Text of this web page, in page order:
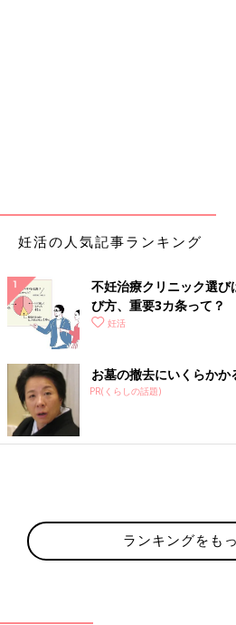
2022-2023」
【ドクター＆ジ
を聞いた！
保険適用化によって
うなるのか？ 新た
いました。
夜中の手術だった 初期の体外受
京野先生は約40年にわたって体外治
の道に入った頃の体外受精は、どん
■京野先生：
この年にたまたま、体外受精による第
妊活の人気記事ランキング
不妊治療クリニック選
び方、重要3カ条って？
妊活
お墓の撤去にいくらかか
PR(くらしの話題)
ランキングをも